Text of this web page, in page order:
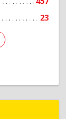
23
Самара